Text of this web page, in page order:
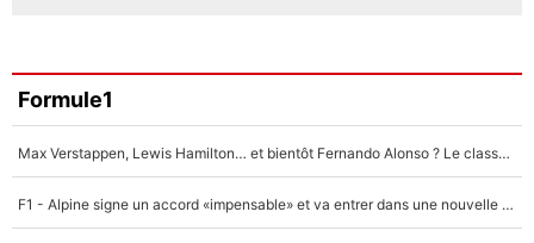
Formule1
Max Verstappen, Lewis Hamilton… et bientôt Fernando Alonso ? Le classement des pilotes les mieux payés en Formule 1 risque de changer !
F1 - Alpine signe un accord «impensable» et va entrer dans une nouvelle dimension : Grande nouvelle pour Pierre Gasly !